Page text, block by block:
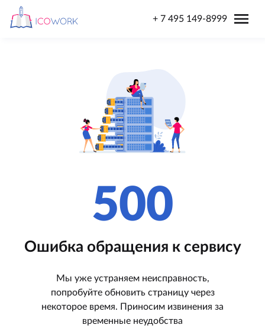
+ 7 495 149-8999 menu
500
Ошибка обращения к сервису
Мы уже устраняем неисправность,
попробуйте обновить страницу через
некоторое время. Приносим извинения за
временные неудобства